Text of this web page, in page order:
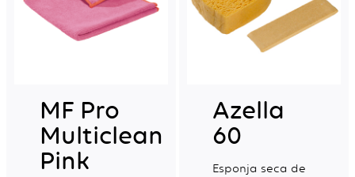
MF Pro
Multiclean
Pink
Azella
60
Esponja seca de